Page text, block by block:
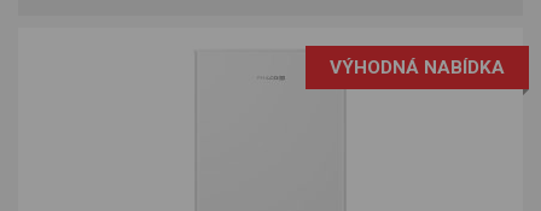
VÝHODNÁ NABÍDKA